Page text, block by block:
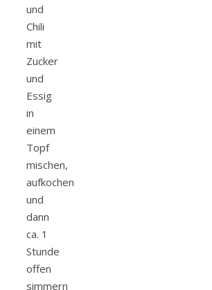
und
Chili
mit
Zucker
und
Essig
in
einem
Topf
mischen,
aufkochen
und
dann
ca. 1
Stunde
offen
simmern